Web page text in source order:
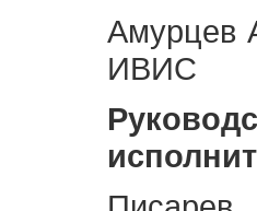
Амурцев
ИВИС